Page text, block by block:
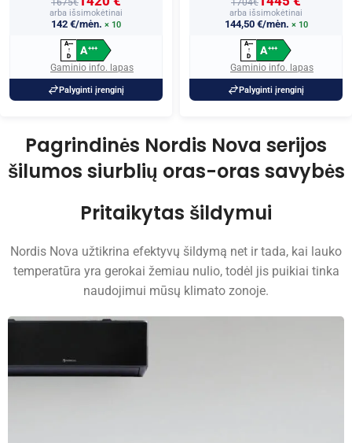
1675€
arba išsimokėtinai
142 €/mėn. × 10
A+++
↑
D
A+++
Gaminio info. lapas
Palyginti įrenginį
1704€
arba išsimokėtinai
144,50 €/mėn. × 10
A+++
↑
D
A+++
Gaminio info. lapas
Palyginti įrenginį
Pagrindinės Nordis Nova serijos
šilumos siurblių oras-oras savybės
Pritaikytas šildymui
Nordis Nova užtikrina efektyvų šildymą net ir tada, kai lauko
temperatūra yra gerokai žemiau nulio, todėl jis puikiai tinka
naudojimui mūsų klimato zonoje.